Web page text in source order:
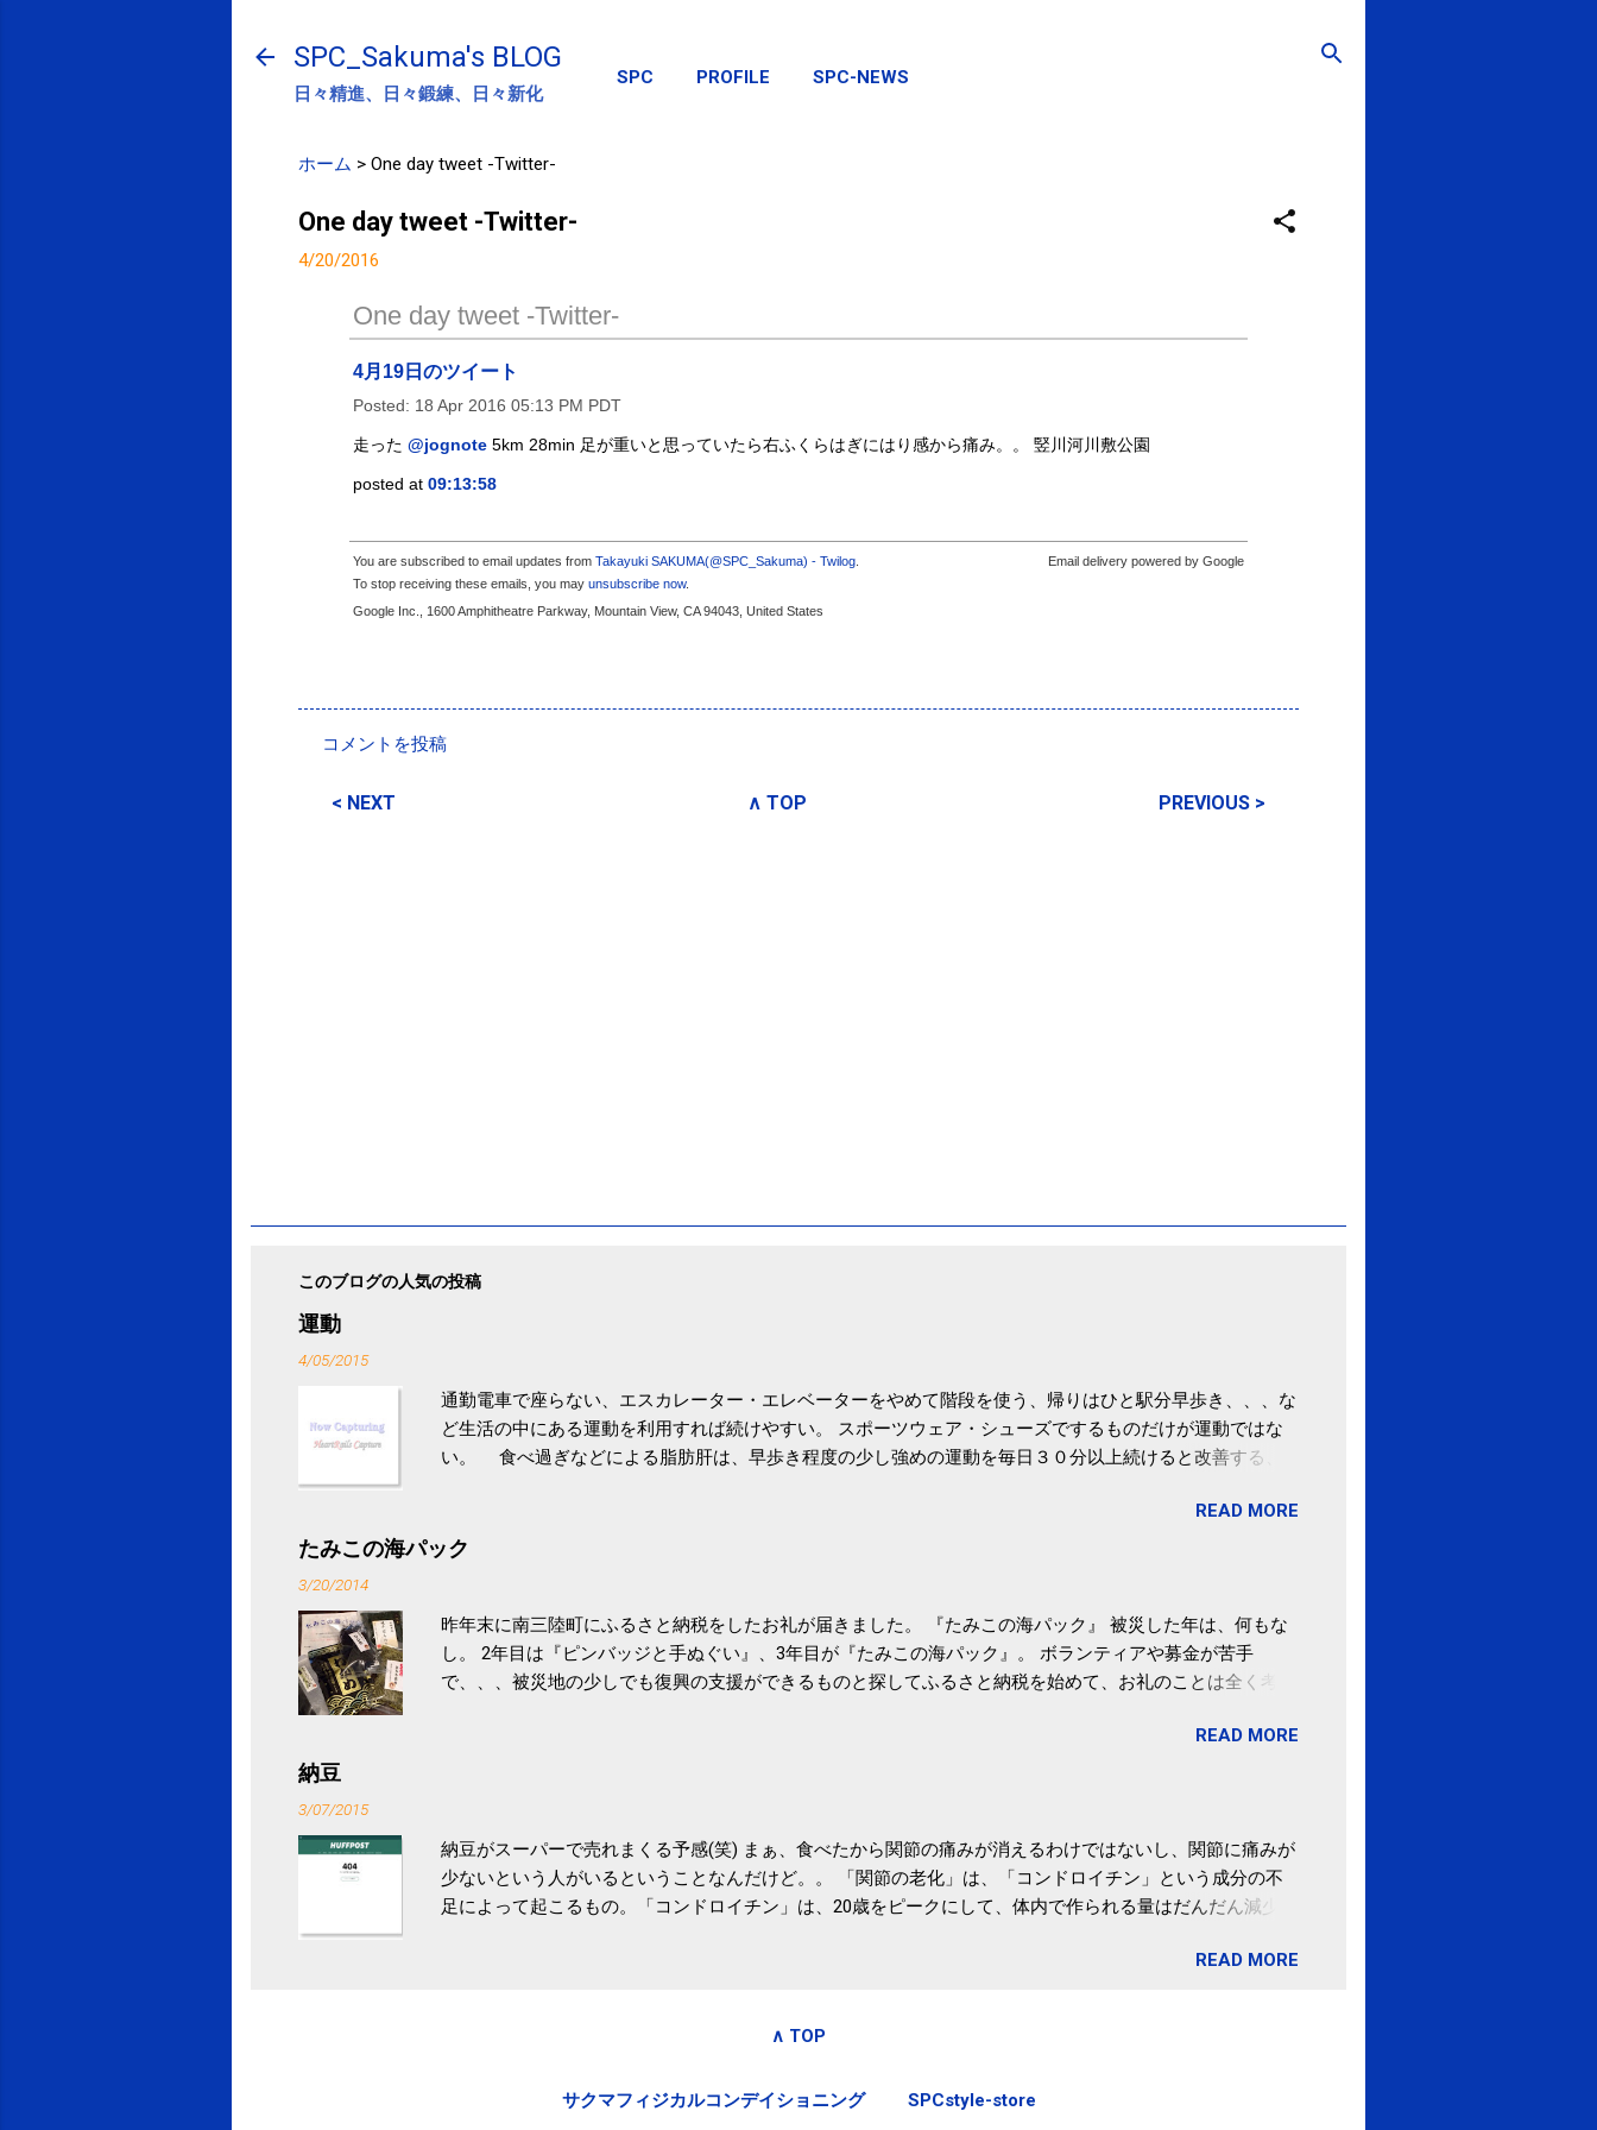
SPC_Sakuma's BLOG
日々精進、日々鍛練、日々新化
SPC PROFILE SPC-NEWS
ホーム > One day tweet -Twitter-
One day tweet -Twitter-
4/20/2016
One day tweet -Twitter-
4月19日のツイート
Posted: 18 Apr 2016 05:13 PM PDT
走った @jognote 5km 28min 足が重いと思っていたら右ふくらはぎにはり感から痛み。。 竪川河川敷公園
posted at 09:13:58
You are subscribed to email updates from Takayuki SAKUMA(@SPC_Sakuma) - Twilog
To stop receiving these emails, you may unsubscribe now.
Email delivery powered by Google
Google Inc., 1600 Amphitheatre Parkway, Mountain View, CA 94043, United States
メ
コメントを投稿
< NEXT ∧ TOP PREVIOUS >
このブログの人気の投稿
運動
4/05/2015
通勤電車で座らない、エスカレーター・エレベーターをやめて階段を使う、帰りはひと駅分早歩き、、、な
ど生活の中にある運動を利用すれば続けやすい。 スポーツウェア・シューズでするものだけが運動ではな
い。 食べ過ぎなどによる脂肪肝は、早歩き程度の少し強めの運動を毎日３０分以上続けると改善する、
ル性脂肪性肝疾患。体重は減らなくても効果があるという。 正田教授は「汗ばむ程度の運動を毎日３０分
続けることが有用」としている。 脂肪肝、毎日３０分の早歩きで改善 筑波大「減量しなくても効果」 -
READ MORE
たみこの海パック
3/20/2014
昨年末に南三陸町にふるさと納税をしたお礼が届きました。 『たみこの海パック』 被災した年は、何もな
し。 2年目は『ピンバッジと手ぬぐい』、3年目が『たみこの海パック』。 ボランティアや募金が苦手
で、、、被災地の少しでも復興の支援ができるものと探してふるさと納税を始めて、お礼のことは全く考え
税になるということもあって始めたのですが、節税になるほど稼げていないのでこちらの目的は......。 総務
READ MORE
納豆
3/07/2015
納豆がスーパーで売れまくる予感(笑) まぁ、食べたから関節の痛みが消えるわけではないし、関節に痛みが
少ないという人がいるということなんだけど。。 「関節の老化」は、「コンドロイチン」という成分の不
足によって起こるもの。「コンドロイチン」は、20歳をピークにして、体内で作られる量はだんだん減少し
いためには、食生活で「コンドロイチン」を補うことが大切。そして「コンドロイチン」という成分は、納
豆」！ 1日1パックでコンドロイチン補給 | セルフドクターニュース 賞味期限は気にしたことがなかった。
味しい食べかた」は、 ・賞味期限ギリギリで食べる。 ・白い泡が全体に行き渡る程度かき混ぜる。 ・タレ
READ MORE
∧ TOP
サクマフィジカルコンデイショニング SPCstyle-store